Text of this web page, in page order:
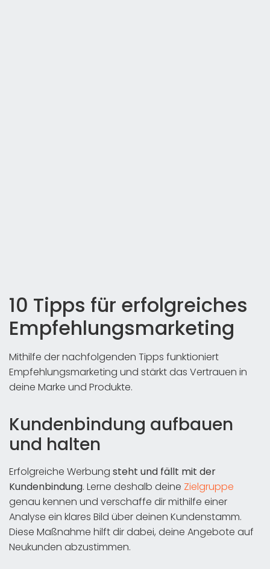
10 Tipps für erfolgreiches
Empfehlungsmarketing
Mithilfe der nachfolgenden Tipps funktioniert
Empfehlungsmarketing und stärkt das Vertrauen in
deine Marke und Produkte.
Kundenbindung aufbauen
und halten
Erfolgreiche Werbung steht und fällt mit der
Kundenbindung. Lerne deshalb deine Zielgruppe
genau kennen und verschaffe dir mithilfe einer
Analyse ein klares Bild über deinen Kundenstamm.
Diese Maßnahme hilft dir dabei, deine Angebote auf
Neukunden abzustimmen.